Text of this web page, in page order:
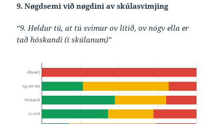
9. Nøgdsemi við nøgdini av skúlasvimjing
“9. Heldur tú, at tú svimur ov lítið, ov nógv ella er
tað hóskandi (í skúlanum)”